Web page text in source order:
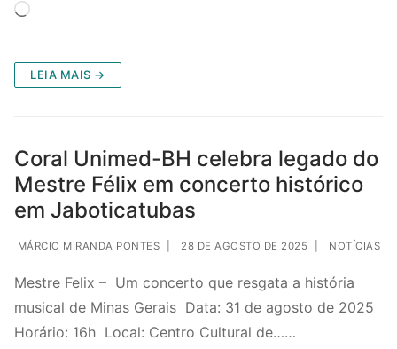
LEIA MAIS →
Coral Unimed-BH celebra legado do
Mestre Félix em concerto histórico
em Jaboticatubas
MÁRCIO MIRANDA PONTES 28 DE AGOSTO DE 2025 NOTÍCIAS
Mestre Felix – Um concerto que resgata a história
musical de Minas Gerais Data: 31 de agosto de 2025
Horário: 16h Local: Centro Cultural de……